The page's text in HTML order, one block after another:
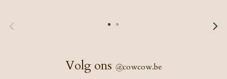
Volg ons @cowcow.be